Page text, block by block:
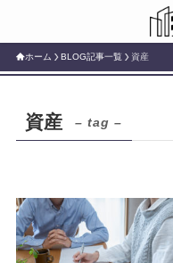
ホーム BLOG記事一覧 資産
資産 – tag –